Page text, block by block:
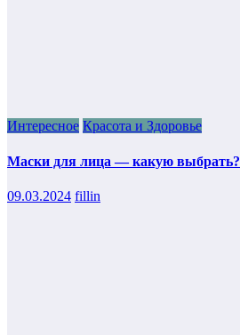
Интересное Красота и Здоровье
Маски для лица — какую выбрать?
09.03.2024 fillin